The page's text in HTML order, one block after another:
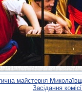
майстерня
Засідання